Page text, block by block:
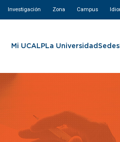
Investigación Zona Campus
Mi UCALPLa Universidad Sedes